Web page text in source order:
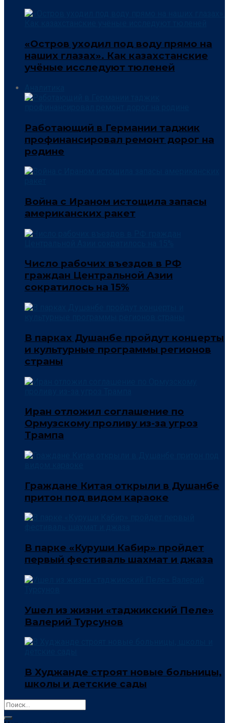
«Остров уходил под воду прямо на
наших глазах». Как казахстанские
учёные исследуют тюленей
Работающий в Германии таджик
профинансировал ремонт дорог на
родине
Война с Ираном истощила запасы
американских ракет
Число рабочих въездов в РФ
граждан Центральной Азии
сократилось на 15%
В парках Душанбе пройдут концерты
и культурные программы регионов
страны
Иран отложил соглашение по
Ормузскому проливу из-за угроз
Трампа
Граждане Китая открыли в Душанбе
притон под видом караоке
В парке «Куруши Кабир» пройдет
первый фестиваль шахмат и джаза
Ушел из жизни «таджикский Пеле»
Валерий Турсунов
В Худжанде строят новые больницы,
школы и детские сады